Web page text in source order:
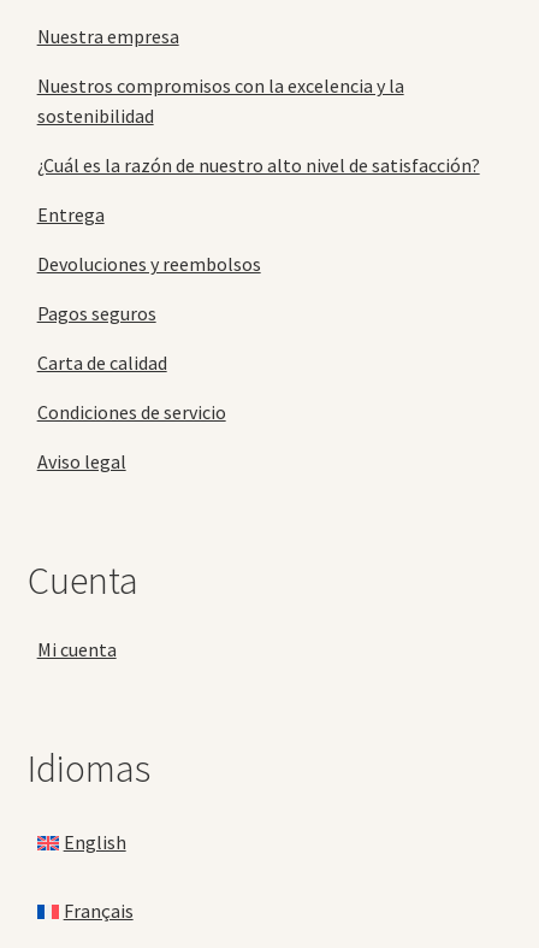
Nuestra empresa
Nuestros compromisos con la excelencia y la
sostenibilidad
¿Cuál es la razón de nuestro alto nivel de satisfacción?
Entrega
Devoluciones y reembolsos
Pagos seguros
Carta de calidad
Condiciones de servicio
Aviso legal
Cuenta
Mi cuenta
Idiomas
English
Français